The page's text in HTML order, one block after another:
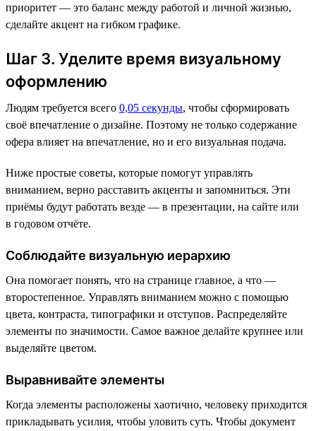
приоритет — это баланс между работой и личной жизнью,
сделайте акцент на гибком графике.
Шаг 3. Уделите время визуальному
оформлению
Людям требуется всего 0,05 секунды, чтобы сформировать
своё впечатление о дизайне. Поэтому не только содержание
офера влияет на впечатление, но и его визуальная подача.
Ниже простые советы, которые помогут управлять
вниманием, верно расставить акценты и запомниться. Эти
приёмы будут работать везде — в презентации, на сайте или
в годовом отчёте.
Соблюдайте визуальную иерархию
Она помогает понять, что на странице главное, а что —
второстепенное. Управлять вниманием можно с помощью
цвета, контраста, типографики и отступов. Распределяйте
элементы по значимости. Самое важное делайте крупнее или
выделяйте цветом.
Выравнивайте элементы
Когда элементы расположены хаотично, человеку приходится
прикладывать усилия, чтобы уловить суть. Чтобы документ